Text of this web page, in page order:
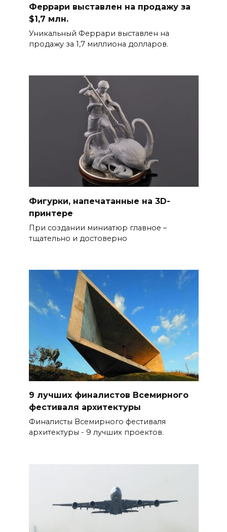
Феррари выставлен на продажу за
$1,7 млн.
Уникальный Феррари выставлен на
продажу за 1,7 миллиона долларов.
Фигурки, напечатанные на 3D-
принтере
При создании миниатюр главное –
тщательно и достоверно
9 лучших финалистов Всемирного
фестиваля архитектуры
Финалисты Всемирного фестиваля
архитектуры - 9 лучших проектов.